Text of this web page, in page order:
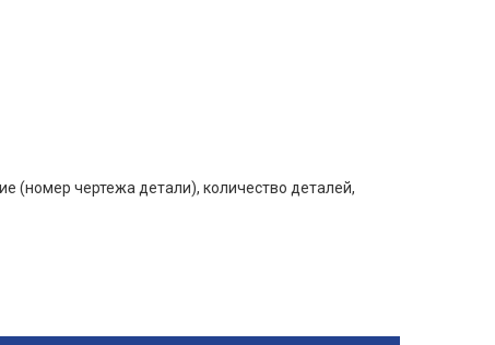
(номер чертежа детали), количество деталей,